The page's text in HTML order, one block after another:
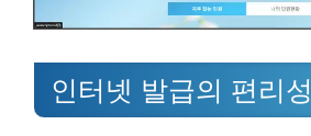
인터넷 발급의 편리성